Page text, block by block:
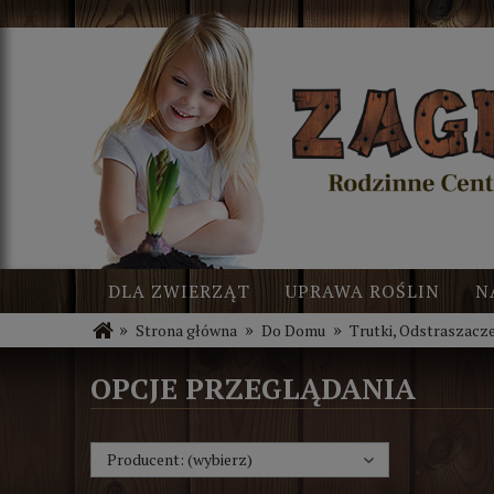
DLA ZWIERZĄT UPRAWA ROŚLIN
BLOG
NOWOŚCI
» Strona główna » Do Domu » Trutki, Odstraszacze
OPCJE PRZEGLĄDANIA
Producent: (wybierz)